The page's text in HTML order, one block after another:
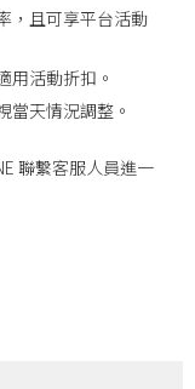
，且可享平台活動
用活動折扣。
當天情況調整。
聯繫客服人員進一